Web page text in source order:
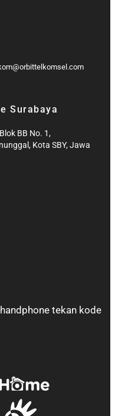
Surabaya
BB No. 1,
Kota SBY, Jawa
tekan kode